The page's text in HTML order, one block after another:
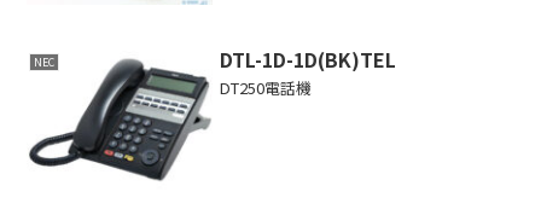
NEC DTL-1D-1D(BK)TEL
DT250電話機